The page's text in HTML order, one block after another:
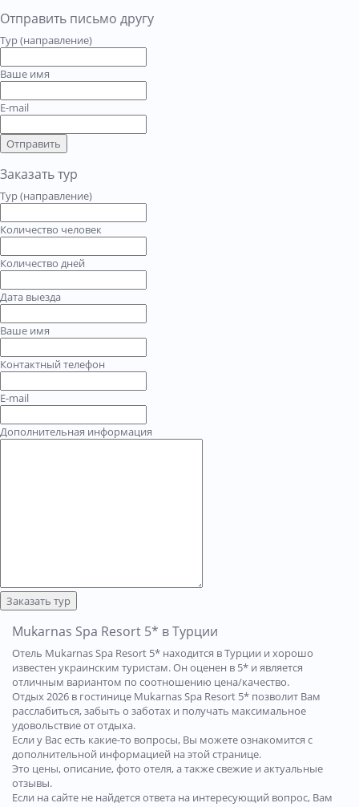
Отправить письмо другу
Тур (направление)
Ваше имя
E-mail
Отправить
Заказать тур
Тур (направление)
Количество человек
Количество дней
Дата выезда
Ваше имя
Контактный телефон
E-mail
Дополнительная информация
Заказать тур
Mukarnas Spa Resort 5* в Турции
Отель Mukarnas Spa Resort 5* находится в Турции и хорошо
известен украинским туристам. Он оценен в 5* и является
отличным вариантом по соотношению цена/качество.
Отдых 2026 в гостинице Mukarnas Spa Resort 5* позволит Вам
расслабиться, забыть о заботах и получать максимальное
удовольствие от отдыха.
Если у Вас есть какие-то вопросы, Вы можете ознакомится с
дополнительной информацией на этой странице.
Это цены, описание, фото отеля, а также свежие и актуальные
отзывы.
Если на сайте не найдется ответа на интересующий вопрос, Вам